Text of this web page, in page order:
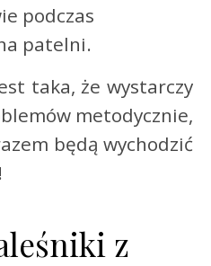
podczas
patelni.
taka, że wystarczy
metodycznie,
będą wychodzić
z